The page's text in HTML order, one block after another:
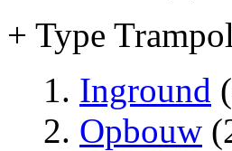
+ Type
Inground
Opbouw